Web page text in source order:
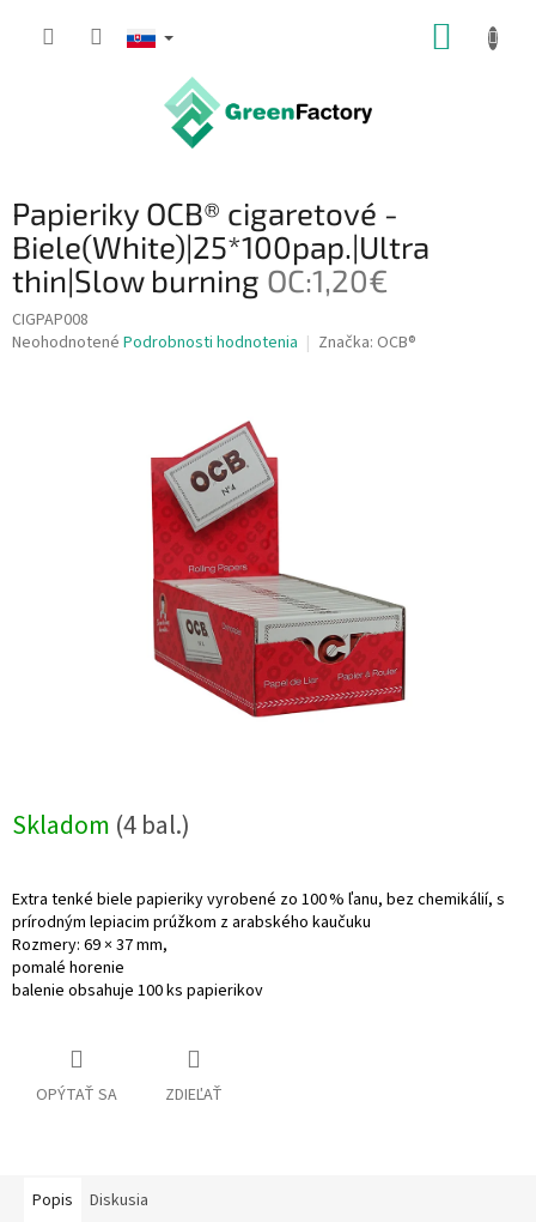
Papieriky OCB® cigaretové -
Biele(White)|25*100pap.|Ultra
thin|Slow burning OC:1,20€
CIGPAP008
Priemerné
Neohodnotené Podrobnosti hodnotenia Značka: OCB®
Skladom (4 bal.)
Extra tenké biele papieriky vyrobené zo 100 % ľanu, bez chemikálií, s
prírodným lepiacim prúžkom z arabského kaučuku
Rozmery: 69 × 37 mm,
pomalé horenie
balenie obsahuje 100 ks papierikov
OPÝTAŤ SA ZDIEĽAŤ
Popis Diskusia